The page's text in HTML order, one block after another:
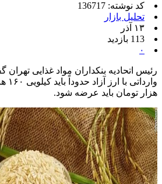
کد نوشته: 136717
تحلیل بازار
۱۳ آذر
113 بازدید
۰
رئیس اتحادیه بنکداران مواد غذایی تهران
هزار تومان باید عرضه شود.